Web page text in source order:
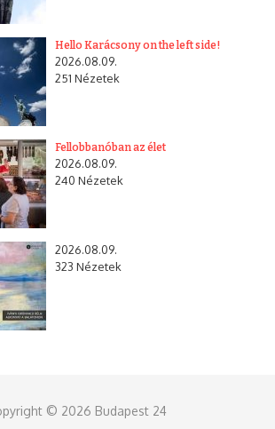
Hello Karácsony on the left side!
2026.08.09.
251 Nézetek
Fellobbanóban az élet
2026.08.09.
240 Nézetek
2026.08.09.
323 Nézetek
© 2026 Budapest 24